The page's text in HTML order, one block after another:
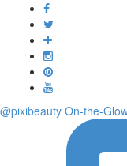
@pixibeauty On-the-